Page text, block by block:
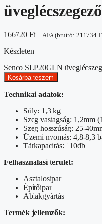
üveglécszegező
166720 Ft + ÁFA (bruttó: 211734
Készleten
Senco SLP20GLN
Kosárba teszem
Technikai adatok:
Súly: 1,3 kg
Szeg vastagság: 1,2mm
Szeg hosszúság: 25-
Üzemi nyomás: 4,8-8,3
Tárkapacitás: 110db
Felhasználási terület:
Asztalosipar
Építőipar
Ablakgyártás
Termék jellemzők: